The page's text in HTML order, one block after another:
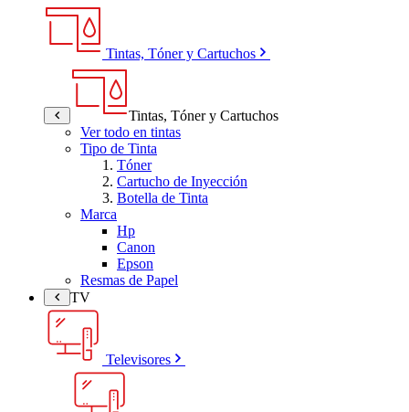
Tintas, Tóner y Cartuchos
Tintas, Tóner y Cartuchos
Ver todo en tintas
Tipo de Tinta
Tóner
Cartucho de Inyección
Botella de Tinta
Marca
Hp
Canon
Epson
Resmas de Papel
TV
Televisores